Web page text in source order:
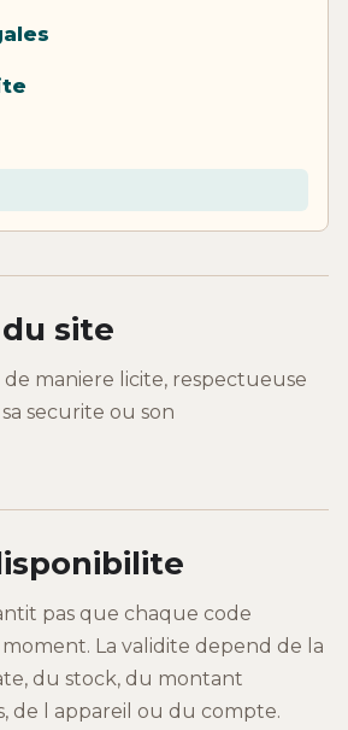
site
maniere licite, respectueuse
securite ou son
pas que chaque code
La validite depend de la
du stock, du montant
de l appareil ou du compte.